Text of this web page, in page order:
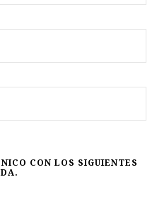
CON LOS SIGUIENTES